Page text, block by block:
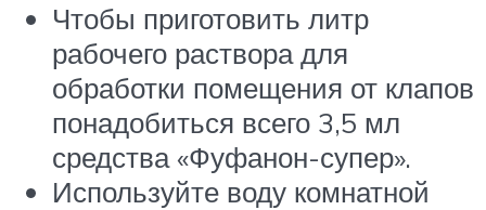
Чтобы приготовить литр
рабочего раствора для
обработки помещения от клапов
понадобиться всего 3,5 мл
средства «Фуфанон-супер».
Используйте воду комнатной